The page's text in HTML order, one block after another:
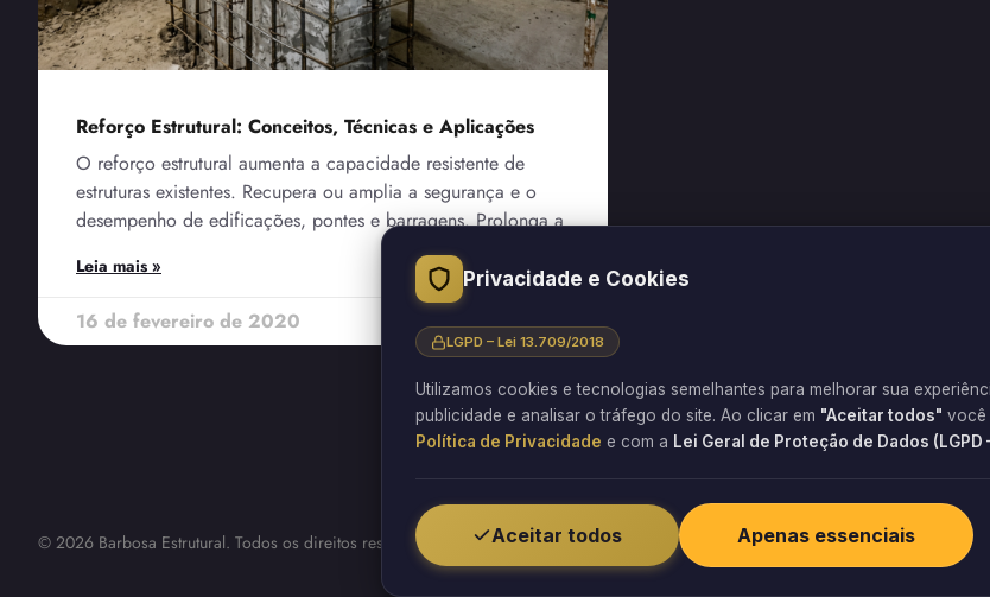
Reforço Estrutural: Conceitos, Técnicas e Aplicações
O reforço estrutural aumenta a capacidade resistente de
estruturas existentes. Recupera ou amplia a segurança e o
desempenho de edificações, pontes e barragens. Prolonga a
Leia mais »
16 de fevereiro de 2020
© 2026 Barbosa Estrutural. Todos os direitos reservados.
Privacidade e Cookies
LGPD – Lei 13.709/2018
Utilizamos cookies e tecnologias semelhantes para melhorar sua
publicidade e analisar o tráfego do site. Ao clicar em "Aceitar todos" você
Política de Privacidade e com a Lei Geral de Proteção de Dados (LGPD
Aceitar todos Apenas essenciais